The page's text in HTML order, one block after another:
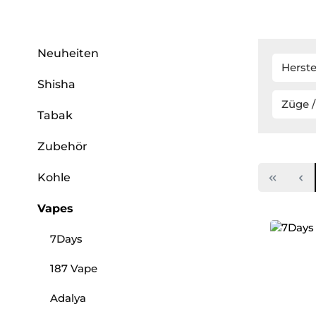
Neuheiten
Shisha
Tabak
Zubehör
Kohle
Vapes
7Days
187 Vape
Adalya
Züge